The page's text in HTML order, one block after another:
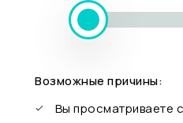
Возможные причины:
Вы просматриваете